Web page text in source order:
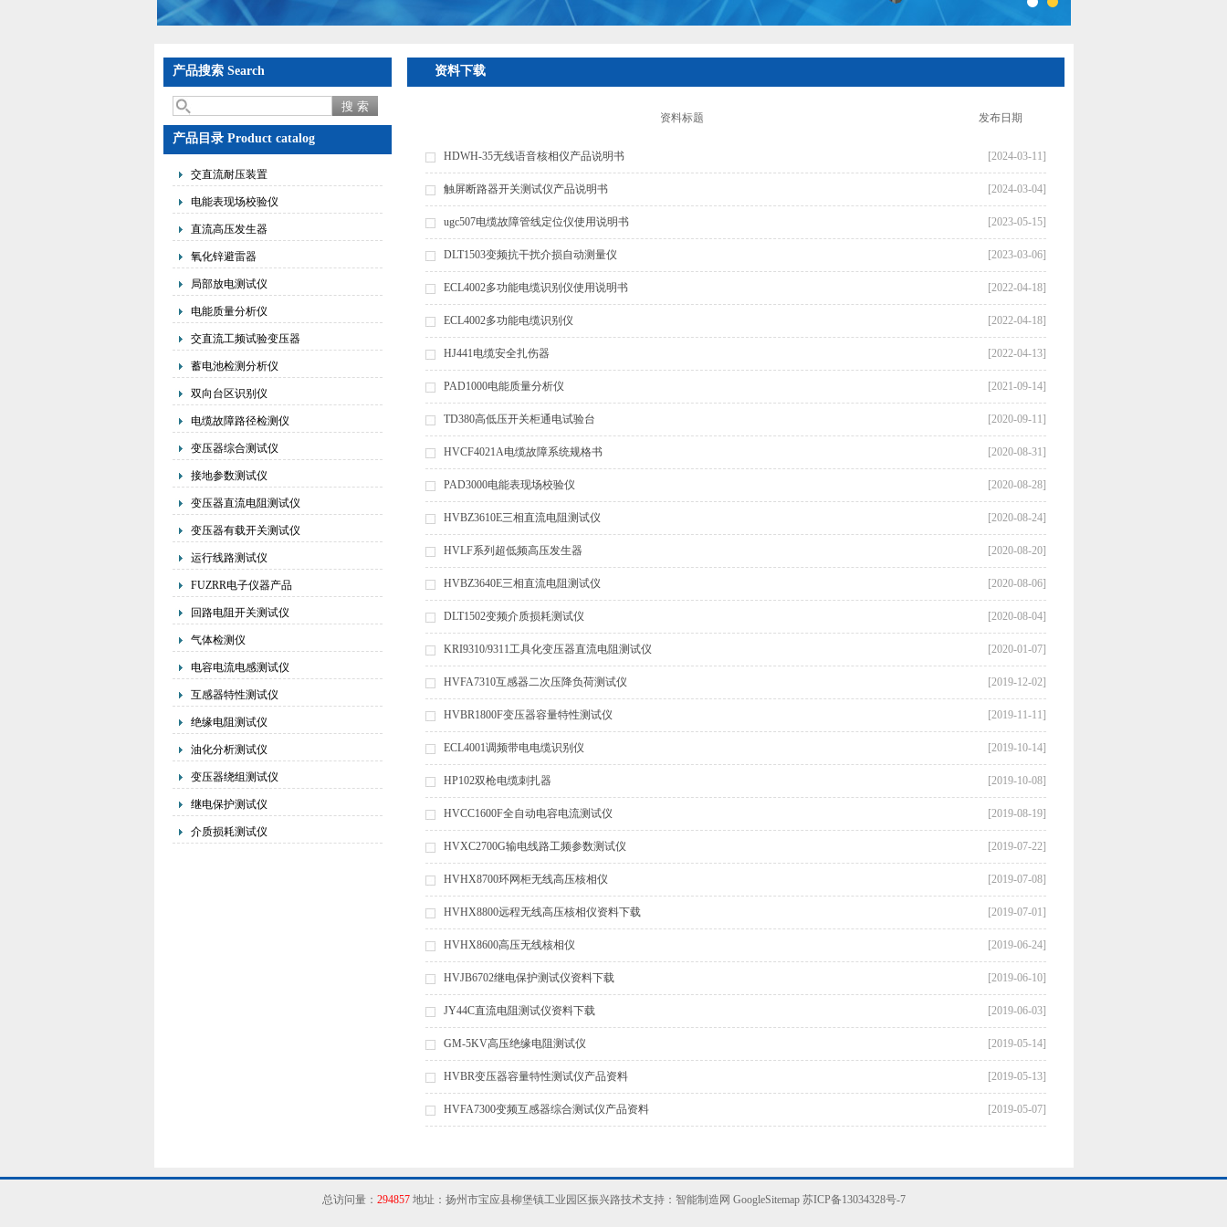
产品搜索 Search
产品目录 Product catalog
交直流耐压装置
电能表现场校验仪
直流高压发生器
氧化锌避雷器
局部放电测试仪
电能质量分析仪
交直流工频试验变压器
蓄电池检测分析仪
双向台区识别仪
电缆故障路径检测仪
变压器综合测试仪
接地参数测试仪
变压器直流电阻测试仪
变压器有载开关测试仪
运行线路测试仪
FUZRR电子仪器产品
回路电阻开关测试仪
气体检测仪
电容电流电感测试仪
互感器特性测试仪
绝缘电阻测试仪
油化分析测试仪
变压器绕组测试仪
继电保护测试仪
介质损耗测试仪
资料下载
资料标题 发布日期
HDWH-35无线语音核相仪产品说明书 [2024-03-11]
触屏断路器开关测试仪产品说明书 [2024-03-04]
ugc507电缆故障管线定位仪使用说明书 [2023-05-15]
DLT1503变频抗干扰介损自动测量仪 [2023-03-06]
ECL4002多功能电缆识别仪使用说明书 [2022-04-18]
ECL4002多功能电缆识别仪 [2022-04-18]
HJ441电缆安全扎伤器 [2022-04-13]
PAD1000电能质量分析仪 [2021-09-14]
TD380高低压开关柜通电试验台 [2020-09-11]
HVCF4021A电缆故障系统规格书 [2020-08-31]
PAD3000电能表现场校验仪 [2020-08-28]
HVBZ3610E三相直流电阻测试仪 [2020-08-24]
HVLF系列超低频高压发生器 [2020-08-20]
HVBZ3640E三相直流电阻测试仪 [2020-08-06]
DLT1502变频介质损耗测试仪 [2020-08-04]
KRI9310/9311工具化变压器直流电阻测试仪 [2020-01-07]
HVFA7310互感器二次压降负荷测试仪 [2019-12-02]
HVBR1800F变压器容量特性测试仪 [2019-11-11]
ECL4001调频带电电缆识别仪 [2019-10-14]
HP102双枪电缆刺扎器 [2019-10-08]
HVCC1600F全自动电容电流测试仪 [2019-08-19]
HVXC2700G输电线路工频参数测试仪 [2019-07-22]
HVHX8700环网柜无线高压核相仪 [2019-07-08]
HVHX8800远程无线高压核相仪资料下载 [2019-07-01]
HVHX8600高压无线核相仪 [2019-06-24]
HVJB6702继电保护测试仪资料下载 [2019-06-10]
JY44C直流电阻测试仪资料下载 [2019-06-03]
GM-5KV高压绝缘电阻测试仪 [2019-05-14]
HVBR变压器容量特性测试仪产品资料 [2019-05-13]
HVFA7300变频互感器综合测试仪产品资料 [2019-05-07]
总访问量： 294857地址：扬州市宝应县柳堡镇工业园区振兴路技术支持： 智能制造网 GoogleSitemap 苏ICP备13034328号-7